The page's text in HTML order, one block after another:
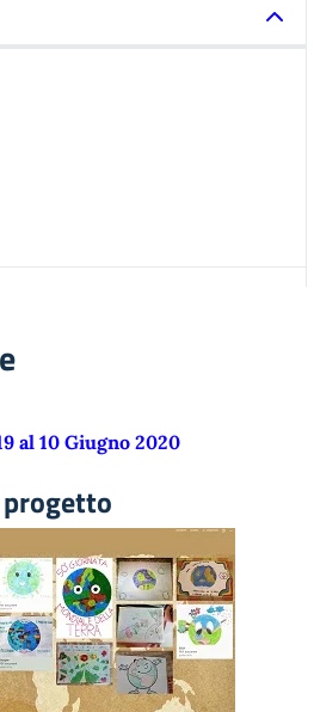
al 10 Giugno 2020